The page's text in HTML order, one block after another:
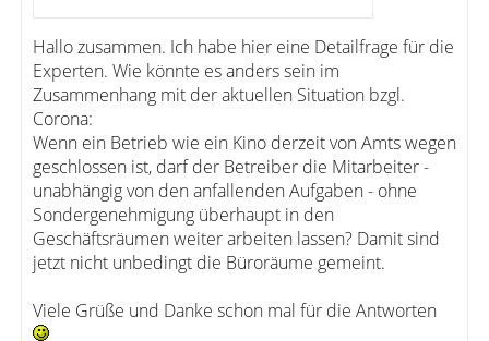
Hallo zusammen. Ich habe hier eine Detailfrage für die
Experten. Wie könnte es anders sein im
Zusammenhang mit der aktuellen Situation bzgl.
Corona:
Wenn ein Betrieb wie ein Kino derzeit von Amts wegen
geschlossen ist, darf der Betreiber die Mitarbeiter -
unabhängig von den anfallenden Aufgaben - ohne
Sondergenehmigung überhaupt in den
Geschäftsräumen weiter arbeiten lassen? Damit sind
jetzt nicht unbedingt die Büroräume gemeint.
Viele Grüße und Danke schon mal für die Antworten